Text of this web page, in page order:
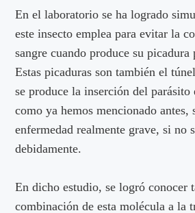
En el laboratorio se ha logrado
este insecto emplea para evitar la
sangre cuando produce su picadura
Estas picaduras son también el
se produce la inserción del parásito
como ya hemos mencionado antes,
enfermedad realmente grave, si no
debidamente.
En dicho estudio, se logró conocer
combinación de esta molécula a la